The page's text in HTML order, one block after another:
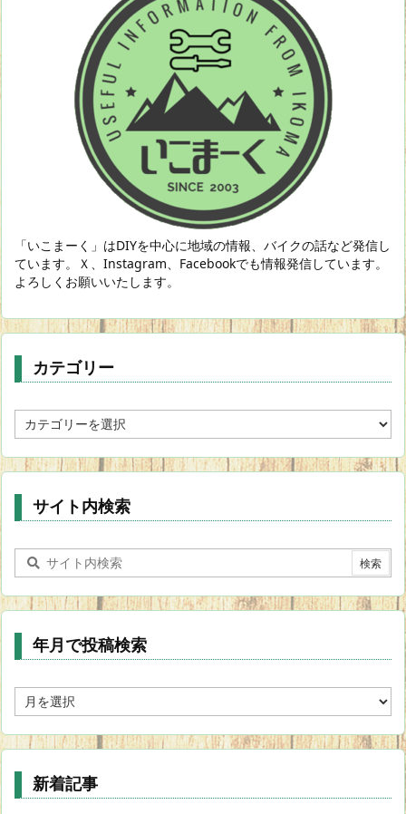
「いこまーく」はDIYを中心に地域の情報、バイクの話など発信し
ています。Ｘ、Instagram、Facebookでも情報発信しています。
よろしくお願いいたします。
カテゴリー
テ
ゴ
リ
ー
サイト内検索
年月で投稿検索
月
で
投
稿
索
新着記事